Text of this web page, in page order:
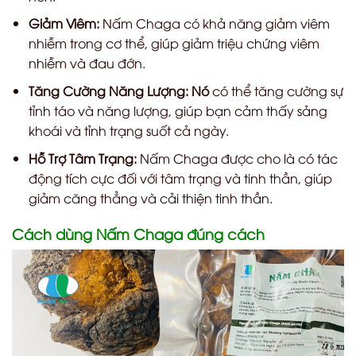
Giảm Viêm:Nấm Chaga có khả năng giảm viêm
nhiễm trong cơ thể, giúp giảm triệu chứng viêm
nhiễm và đau đớn.
Tăng Cường Năng Lượng: Nócó thể tăng cường sự
tỉnh táo và năng lượng, giúp bạn cảm thấy sảng
khoái và tỉnh trạng suốt cả ngày.
Hỗ Trợ Tâm Trạng:Nấm Chaga được cho là có tác
động tích cực đối với tâm trạng và tinh thần, giúp
giảm căng thẳng và cải thiện tinh thần.
Cách dùng Nấm Chaga đúng cách